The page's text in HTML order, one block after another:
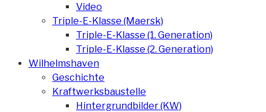
Video
Triple-E-Klasse (Maersk)
Triple-E-Klasse (1. Generation)
Triple-E-Klasse (2. Generation)
Wilhelmshaven
Geschichte
Kraftwerksbaustelle
Hintergrundbilder (KW)